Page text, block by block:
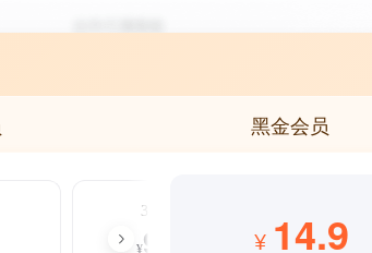
黑金会员
3个月
¥99 ¥ 14.9